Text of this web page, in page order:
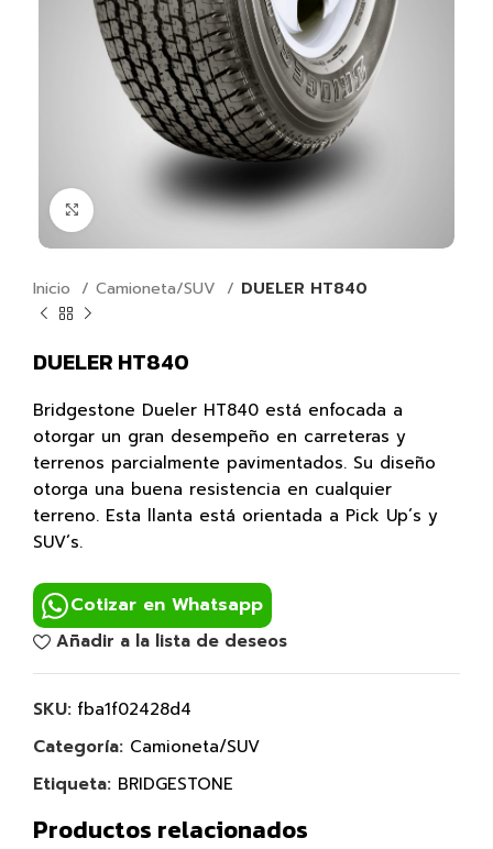
Click para agrandar
Inicio Camioneta/SUV DUELER HT840
DUELER HT840
Bridgestone Dueler HT840 está enfocada a
otorgar un gran desempeño en carreteras y
terrenos parcialmente pavimentados. Su diseño
otorga una buena resistencia en cualquier
terreno. Esta llanta está orientada a Pick Up´s y
SUV´s.
Cotizar en Whatsapp
Añadir a la lista de deseos
SKU: fba1f02428d4
Categoría: Camioneta/SUV
Etiqueta: BRIDGESTONE
Productos relacionados